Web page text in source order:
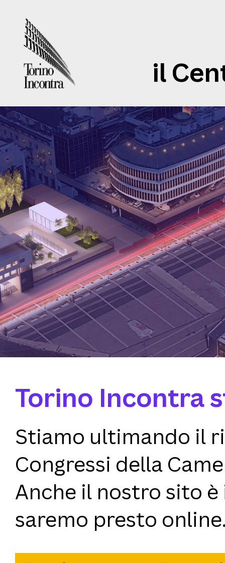
il
Torino Incontra
Stiamo ultimando il
Congressi della
Anche il nostro sito
saremo presto